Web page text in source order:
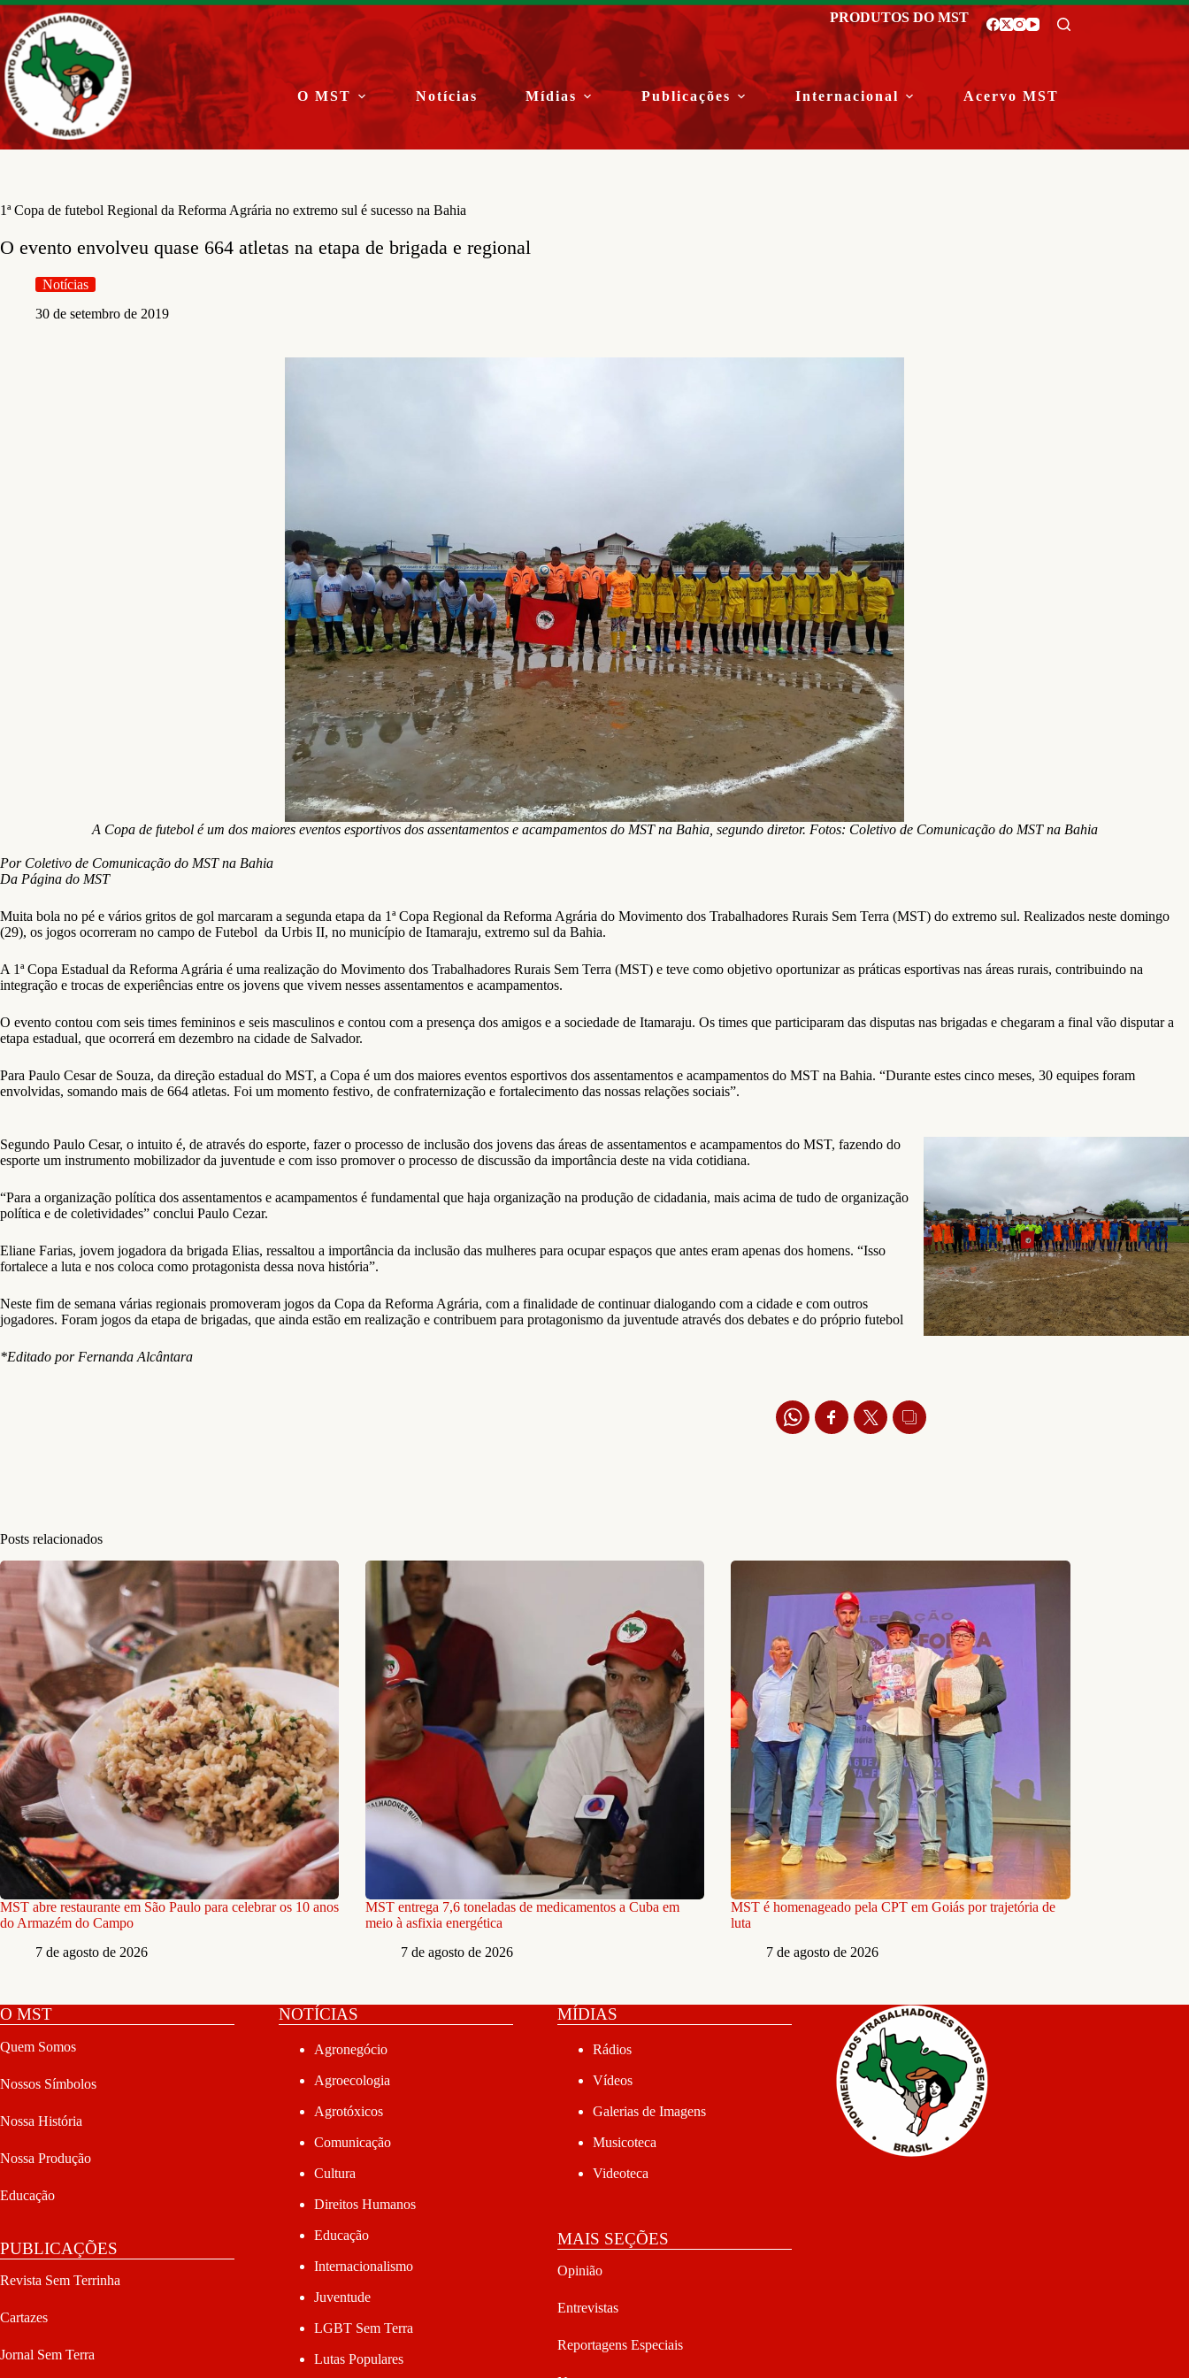
Pular
para
o
conteúdo
PRODUTOS DO MST
O MST Notícias Mídias Publicações Internacional Acervo MST
1ª Copa de futebol Regional da Reforma Agrária no extremo sul é sucesso na Bahia
O evento envolveu quase 664 atletas na etapa de brigada e regional
Notícias
30 de setembro de 2019
A Copa de futebol é um dos maiores eventos esportivos dos assentamentos e acampamentos do MST na Bahia, segundo diretor. Fotos: Coletivo de Comunicação do MST na Bahia
Por Coletivo de Comunicação do MST na Bahia
Da Página do MST
Muita bola no pé e vários gritos de gol marcaram a segunda etapa da 1ª Copa Regional da Reforma Agrária do Movimento dos Trabalhadores Rurais Sem Terra (MST) do extremo sul. Realizados neste domingo
(29), os jogos ocorreram no campo de Futebol da Urbis II, no município de Itamaraju, extremo sul da Bahia.
A 1ª Copa Estadual da Reforma Agrária é uma realização do Movimento dos Trabalhadores Rurais Sem Terra (MST) e teve como objetivo oportunizar as práticas esportivas nas áreas rurais, contribuindo na
integração e trocas de experiências entre os jovens que vivem nesses assentamentos e acampamentos.
O evento contou com seis times femininos e seis masculinos e contou com a presença dos amigos e a sociedade de Itamaraju. Os times que participaram das disputas nas brigadas e chegaram a final vão disputar a
etapa estadual, que ocorrerá em dezembro na cidade de Salvador.
Para Paulo Cesar de Souza, da direção estadual do MST, a Copa é um dos maiores eventos esportivos dos assentamentos e acampamentos do MST na Bahia. “Durante estes cinco meses, 30 equipes foram
envolvidas, somando mais de 664 atletas. Foi um momento festivo, de confraternização e fortalecimento das nossas relações sociais”.
Segundo Paulo Cesar, o intuito é, de através do esporte, fazer o processo de inclusão dos jovens das áreas de assentamentos e acampamentos do MST, fazendo do
esporte um instrumento mobilizador da juventude e com isso promover o processo de discussão da importância deste na vida cotidiana.
“Para a organização política dos assentamentos e acampamentos é fundamental que haja organização na produção de cidadania, mais acima de tudo de organização
política e de coletividades” conclui Paulo Cezar.
Eliane Farias, jovem jogadora da brigada Elias, ressaltou a importância da inclusão das mulheres para ocupar espaços que antes eram apenas dos homens. “Isso
fortalece a luta e nos coloca como protagonista dessa nova história”.
Neste fim de semana várias regionais promoveram jogos da Copa da Reforma Agrária, com a finalidade de continuar dialogando com a cidade e com outros
jogadores. Foram jogos da etapa de brigadas, que ainda estão em realização e contribuem para protagonismo da juventude através dos debates e do próprio futebol
*Editado por Fernanda Alcântara
Posts relacionados
MST abre restaurante em São Paulo para celebrar os 10 anos
do Armazém do Campo
7 de agosto de 2026
MST entrega 7,6 toneladas de medicamentos a Cuba em
meio à asfixia energética
7 de agosto de 2026
MST é homenageado pela CPT em Goiás por trajetória de
luta
7 de agosto de 2026
O MST
Quem Somos
Nossos Símbolos
Nossa História
Nossa Produção
Educação
PUBLICAÇÕES
Revista Sem Terrinha
Cartazes
Jornal Sem Terra
NOTÍCIAS
Agronegócio
Agroecologia
Agrotóxicos
Comunicação
Cultura
Direitos Humanos
Educação
Internacionalismo
Juventude
LGBT Sem Terra
Lutas Populares
MÍDIAS
Rádios
Vídeos
Galerias de Imagens
Musicoteca
Videoteca
MAIS SEÇÕES
Opinião
Entrevistas
Reportagens Especiais